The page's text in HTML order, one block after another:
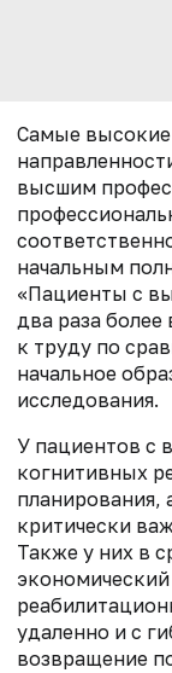
Самые высокие
высшим
начальным
«Пациенты с
два раза
к труду по
начальное
исследования.
У пациентов с
когнитивных
планирования,
критически
Также у них в
удаленно и с
возвращение